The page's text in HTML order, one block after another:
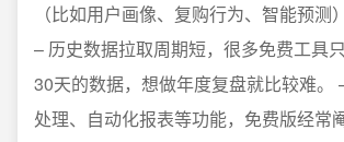
（比如用户画像、复购行为、智能预测
– 历史数据拉取周期短，很多免费工具只
30天的数据，想做年度复盘就比较难。
处理、自动化报表等功能，免费版经常